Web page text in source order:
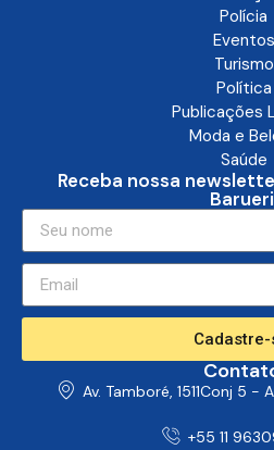
Polícia
Eventos
Turismo
Política
Publicações
Moda e
Saúde
Receba nossa
Cadastre-
Av. Tamboré, 1511Conj 5 -
+55 11